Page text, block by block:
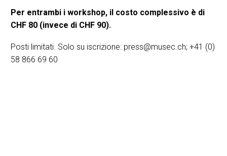
Per entrambi i workshop, il costo complessivo è di
CHF 80 (invece di CHF 90).
Posti limitati. Solo su iscrizione: press@musec.ch; +41 (0)
58 866 69 60